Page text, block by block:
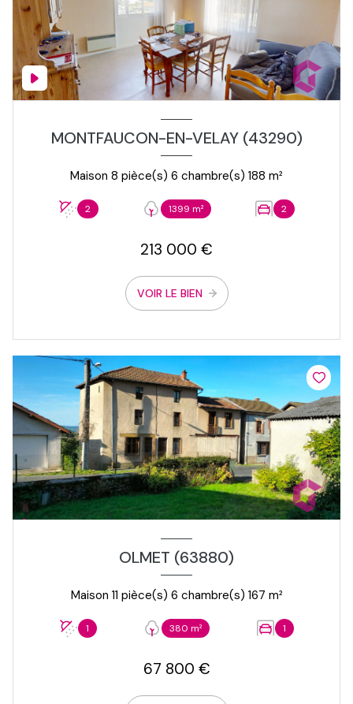
MONTFAUCON-EN-VELAY (43290)
Maison 8 pièce(s) 6 chambre(s) 188 m²
2 1399 m² 2
213 000 €
VOIR LE BIEN
OLMET (63880)
Maison 11 pièce(s) 6 chambre(s) 167 m²
1 380 m² 1
67 800 €